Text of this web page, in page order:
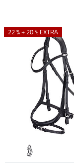
22 % + 20 % EXTRA